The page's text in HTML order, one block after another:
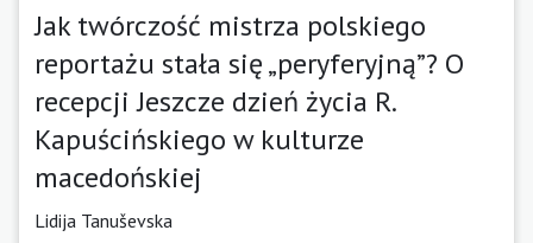
Jak twórczość mistrza polskiego
reportażu stała się „peryferyjną”? O
recepcji Jeszcze dzień życia R.
Kapuścińskiego w kulturze
macedońskiej
Lidija Tanuševska